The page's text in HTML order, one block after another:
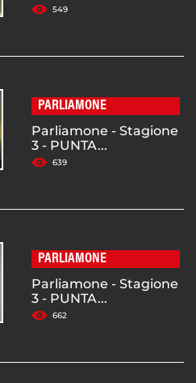
549
PARLIAMONE
Parliamone - Stagione
3 - PUNTA...
639
PARLIAMONE
Parliamone - Stagione
3 - PUNTA...
662